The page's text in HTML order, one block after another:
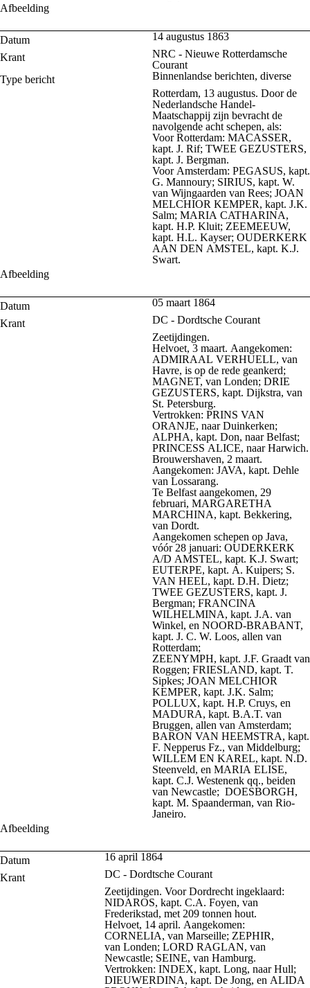
Afbeelding
Datum
14 augustus 1863
Krant
NRC - Nieuwe Rotterdamsche
Courant
Type bericht
Binnenlandse berichten, diverse
Rotterdam, 13 augustus. Door de
Nederlandsche Handel-
Maatschappij zijn bevracht de
navolgende acht schepen, als:
Voor Rotterdam: MACASSER,
kapt. J. Rif; TWEE GEZUSTERS,
kapt. J. Bergman.
Voor Amsterdam: PEGASUS, kapt.
G. Mannoury; SIRIUS, kapt. W.
van Wijngaarden van Rees; JOAN
MELCHIOR KEMPER, kapt. J.K.
Salm; MARIA CATHARINA,
kapt. H.P. Kluit; ZEEMEEUW,
kapt. H.L. Kayser; OUDERKERK
AAN DEN AMSTEL, kapt. K.J.
Swart.
Afbeelding
Datum
05 maart 1864
Krant
DC - Dordtsche Courant
Zeetijdingen.
Helvoet, 3 maart. Aangekomen:
ADMIRAAL VERHUELL, van
Havre, is op de rede geankerd;
MAGNET, van Londen; DRIE
GEZUSTERS, kapt. Dijkstra, van
St. Petersburg.
Vertrokken: PRINS VAN
ORANJE, naar Duinkerken;
ALPHA, kapt. Don, naar Belfast;
PRINCESS ALICE, naar Harwich.
Brouwershaven, 2 maart.
Aangekomen: JAVA, kapt. Dehle
van Lossarang.
Te Belfast aangekomen, 29
februari, MARGARETHA
MARCHINA, kapt. Bekkering,
van Dordt.
Aangekomen schepen op Java,
vóór 28 januari: OUDERKERK
A/D AMSTEL, kapt. K.J. Swart;
EUTERPE, kapt. A. Kuipers; S.
VAN HEEL, kapt. D.H. Dietz;
TWEE GEZUSTERS, kapt. J.
Bergman; FRANCINA
WILHELMINA, kapt. J.A. van
Winkel, en NOORD-BRABANT,
kapt. J. C. W. Loos, allen van
Rotterdam;
ZEENYMPH, kapt. J.F. Graadt van
Roggen; FRIESLAND, kapt. T.
Sipkes; JOAN MELCHIOR
KEMPER, kapt. J.K. Salm;
POLLUX, kapt. H.P. Cruys, en
MADURA, kapt. B.A.T. van
Bruggen, allen van Amsterdam;
BARON VAN HEEMSTRA, kapt.
F. Nepperus Fz., van Middelburg;
WILLEM EN KAREL, kapt. N.D.
Steenveld, en MARIA ELISE,
kapt. C.J. Westenenk qq., beiden
van Newcastle; DOESBORGH,
kapt. M. Spaanderman, van Rio-
Janeiro.
Afbeelding
Datum
16 april 1864
Krant
DC - Dordtsche Courant
Zeetijdingen. Voor Dordrecht ingeklaard:
NIDAROS, kapt. C.A. Foyen, van
Frederikstad, met 209 tonnen hout.
Helvoet, 14 april. Aangekomen:
CORNELIA, van Marseille; ZEPHIR,
van Londen; LORD RAGLAN, van
Newcastle; SEINE, van Hamburg.
Vertrokken: INDEX, kapt. Long, naar Hull;
DIEUWERDINA, kapt. De Jong, en ALIDA